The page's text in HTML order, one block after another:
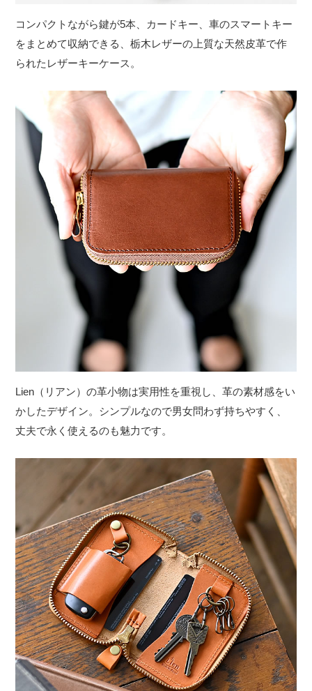
コンパクトながら鍵が5本、カードキー、車のスマートキー
をまとめて収納できる、栃木レザーの上質な天然皮革で作
られたレザーキーケース。
Lien（リアン）の革小物は実用性を重視し、革の素材感をい
かしたデザイン。シンプルなので男女問わず持ちやすく、
丈夫で永く使えるのも魅力です。